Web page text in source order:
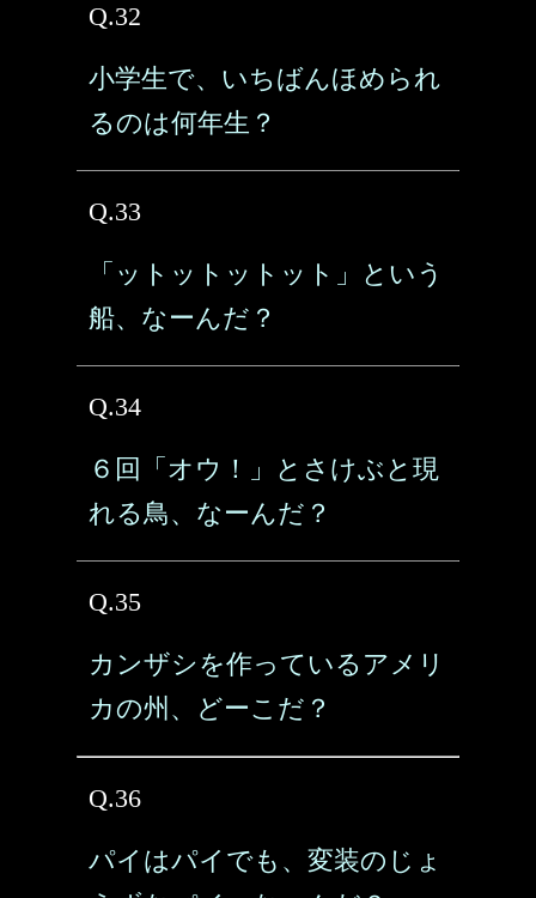
Q.32
小学生で、いちばんほめられ
るのは何年生？
Q.33
「ットットットット」という
船、なーんだ？
Q.34
６回「オウ！」とさけぶと現
れる鳥、なーんだ？
Q.35
カンザシを作っているアメリ
カの州、どーこだ？
Q.36
パイはパイでも、変装のじょ